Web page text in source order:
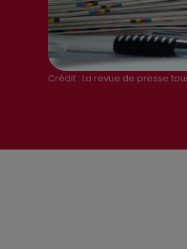
Crédit : La revue de presse